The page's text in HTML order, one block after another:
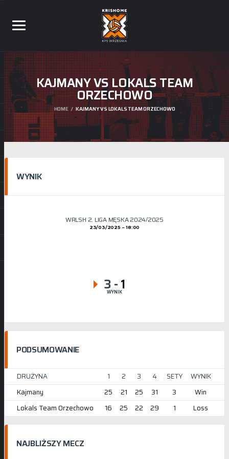
KAJMANY VS LOKALS TEAM
ORZECHOWO
HOME KAJMANY VS LOKALS TEAM ORZECHOWO
WYNIK
WRLSH 2. LIGA MĘSKA 2024/2025
23/03/2025 18:00
3-1
WYNIK
PODSUMOWANIE
DRUŻYNA 1 2 3 4 SETY
WYNIK
Kajmany
25 21 25 31 3
Win
Lokals Team Orzechowo
16 25 22 29 1 Loss
NAJBLIŻSZY MECZ